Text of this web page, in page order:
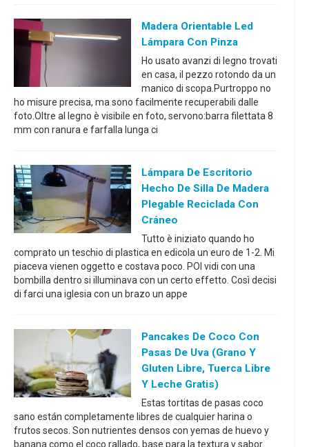
Madera Orientable Led
Lámpara Con Pinza
Ho usato avanzi di legno trovati
en casa, il pezzo rotondo da un
manico di scopa.Purtroppo no
ho misure precisa, ma sono facilmente recuperabili dalle
foto.Oltre al legno è visibile en foto, servono:barra filettata 8
mm con ranura e farfalla lunga ci
Lámpara De Escritorio
Hecho De Silla De Madera
Plegable Reciclada Con
Cráneo
Tutto è iniziato quando ho
comprato un teschio di plastica en edicola un euro de 1-2. Mi
piaceva vienen oggetto e costava poco. POI vidi con una
bombilla dentro si illuminava con un certo effetto. Così decisi
di farci una iglesia con un brazo un appe
Pancakes De Coco Con
Pasas De Uva (grano Y
Gluten Libre, Tuerca Libre
Y Leche Gratis)
Estas tortitas de pasas coco
sano están completamente libres de cualquier harina o
frutos secos. Son nutrientes densos con yemas de huevo y
banana como el coco rallado, base para la textura y sabor